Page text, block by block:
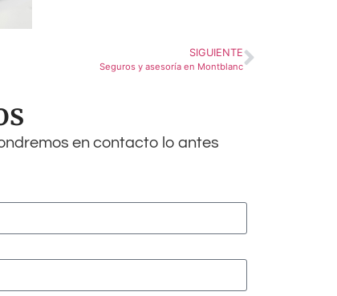
SIGUIENTE
Seguros y asesoría en Montblanc
en contacto lo antes